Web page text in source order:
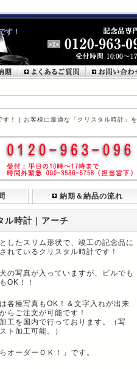
す！
！ | お客様に最適な「クリスタル時計」を
納期＆納品の流れ
ル時計｜アーチ
したスリム形状で、竣工の記念品に
れているクリスタル時計です！
の写真が入っていますが、ビルでも
OK！！
各種写真もOK！＆文字入れが出来
らご注文が可能です！
工を国内で行っております。（写
ト加工可能。）
オーダーＯＫ！」です。